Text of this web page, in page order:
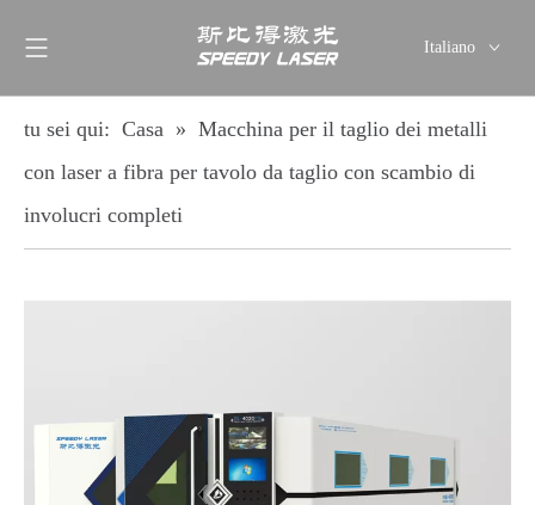
Italiano
简体中文
tu sei qui: Casa » Macchina per il taglio dei metalli
con laser a fibra per tavolo da taglio con scambio di
involucri completi